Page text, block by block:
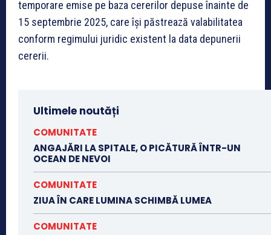
temporare emise pe baza cererilor depuse înainte de
15 septembrie 2025, care își păstrează valabilitatea
conform regimului juridic existent la data depunerii
cererii.
Ultimele noutăți
COMUNITATE
ANGAJĂRI LA SPITALE, O PICĂTURĂ ÎNTR-UN
OCEAN DE NEVOI
COMUNITATE
ZIUA ÎN CARE LUMINA SCHIMBĂ LUMEA
COMUNITATE